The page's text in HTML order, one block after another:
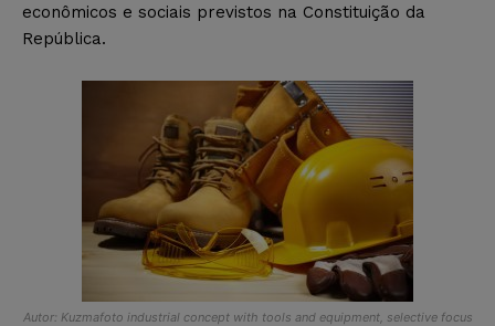
econômicos e sociais previstos na Constituição da
República.
Autor: Kuzmafoto industrial concept with tools and equipment, selective focus